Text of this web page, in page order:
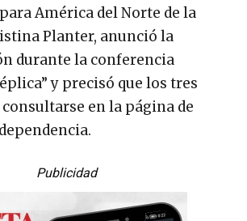
América del Norte de la
Planter, anunció la
durante la conferencia
y precisó que los tres
en la página de
Publicidad